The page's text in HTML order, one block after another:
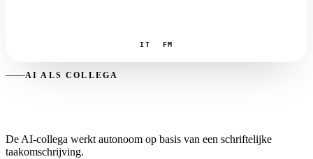
IT FM
AI ALS COLLEGA
De AI-collega werkt autonoom op basis van een schriftelijke
taakomschrijving.